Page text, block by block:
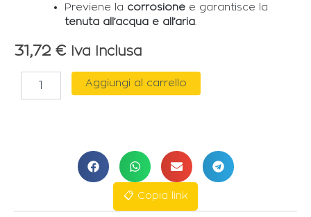
Previene la corrosionee garantisce la
tenuta all’acqua e all’aria.
31,72 € Iva Inclusa
NASTRO
Aggiungi al carrello
📋 Copia link